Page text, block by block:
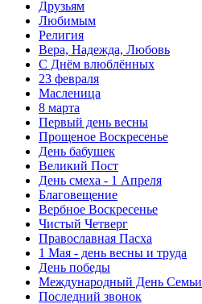
Друзьям
Любимым
Религия
Вера, Надежда, Любовь
С Днём влюблённых
23 февраля
Масленица
8 марта
Первый день весны
Прощеное Воскресенье
День бабушек
Великий Пост
День смеха - 1 Апреля
Благовещение
Вербное Воскресенье
Чистый Четверг
Православная Пасха
1 Мая - день весны и труда
День победы
Международный День Семьи
Последний звонок